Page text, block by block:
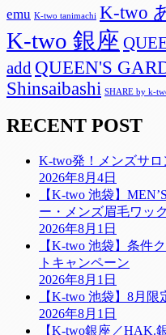
emu K-two tanimachi K-two
K-two 銀座
add QUEEN'S
Shinsaibashi SHARE by k-
RECENT POST
K-two発！メンズサロ
2026年8月4日
【K-two 池袋】
ー・メンズ眉毛ワッ
2026年8月1日
【K-two 池袋】条件
トキャンペーン
2026年8月1日
【K-two 池袋】8月
2026年8月1日
【K-two銀座／HAK.